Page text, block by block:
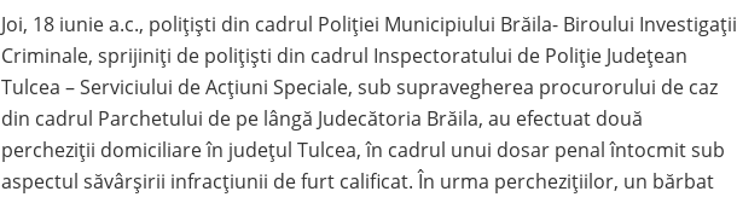
Joi, 18 iunie a.c., polițiști din cadrul Poliției Municipiului Brăila- Biroului Investigații
Criminale, sprijiniți de polițiști din cadrul Inspectoratului de Poliție Județean
Tulcea – Serviciului de Acțiuni Speciale, sub supravegherea procurorului de caz
din cadrul Parchetului de pe lângă Judecătoria Brăila, au efectuat două
percheziții domiciliare în județul Tulcea, în cadrul unui dosar penal întocmit sub
aspectul săvârșirii infracțiunii de furt calificat. În urma perchezițiilor, un bărbat